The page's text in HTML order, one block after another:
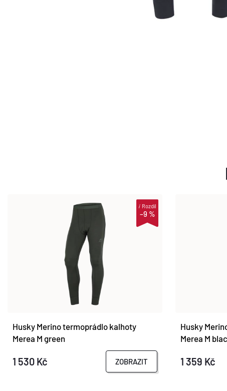
–9 %
iRozdíl
Husky Merino termoprádlo kalhoty
Merea M green
1 530 Kč ZOBRAZIT
Husky
Merea M
1 359 Kč